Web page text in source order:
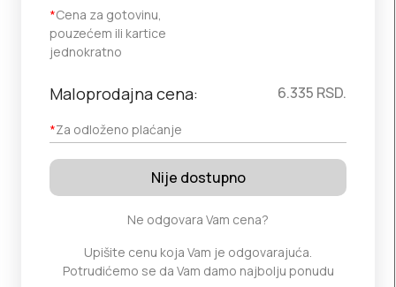
*Cena za gotovinu,
pouzećem ili kartice
jednokratno
Maloprodajna cena:
*Za odloženo plaćanje
6.335 RSD.
Nije dostupno
Ne odgovara Vam cena?
Upišite cenu koja Vam je odgovarajuća.
Potrudićemo se da Vam damo najbolju ponudu